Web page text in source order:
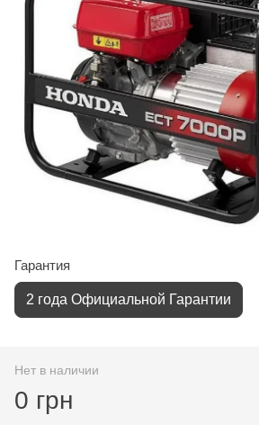
Гарантия
2 года Официальной Гарантии
Нет в наличии
0 грн